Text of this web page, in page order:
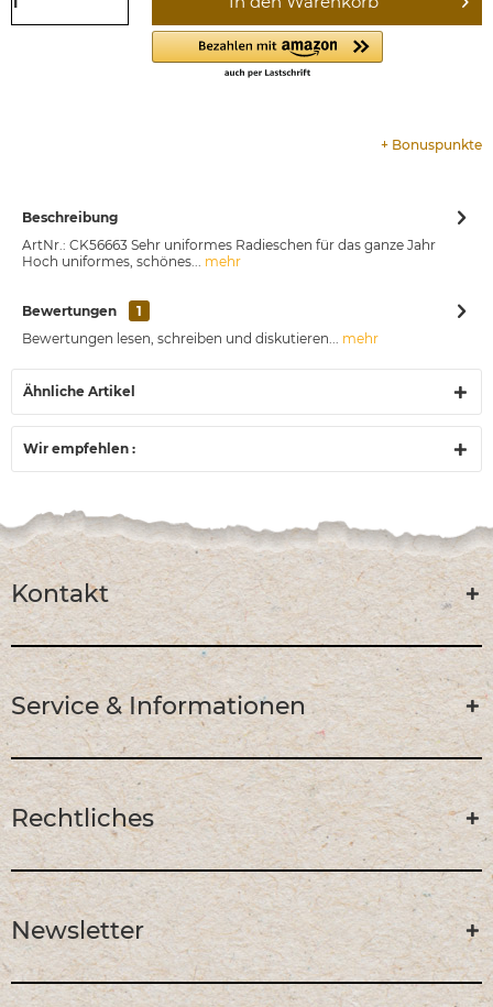
+ Bonuspunkte
Beschreibung
ArtNr.: CK56663 Sehr uniformes Radieschen für das ganze Jahr
Hoch uniformes, schönes... mehr
Bewertungen
1
Bewertungen lesen, schreiben und diskutieren... mehr
Ähnliche Artikel
Wir empfehlen :
Kontakt
Service & Informationen
Rechtliches
Newsletter